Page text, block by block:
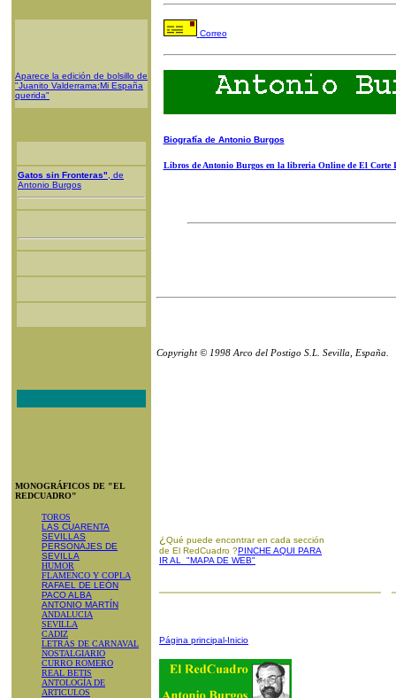
Aparece la edición de bolsillo de
"Juanito Valderrama:Mi España
querida"
Gatos sin Fronteras" , de
Antonio Burgos
MONOGRÁFICOS DE "EL
REDCUADRO"
TOROS
LAS CUARENTA
SEVILLAS
PERSONAJES DE
SEVILLA
HUMOR
FLAMENCO Y COPLA
RAFAEL DE LEÓN
PACO ALBA
ANTONIO MARTÍN
ANDALUCIA
SEVILLA
CADIZ
LETRAS DE CARNAVAL
NOSTALGIARIO
CURRO ROMERO
REAL BETIS
ANTOLOGÍA DE
ARTICULOS
Correo
Biografía de Antonio Burgos
Libros de Antonio Burgos en la libreria Online de El Corte
Copyright © 1998 Arco del Postigo S.L. Sevilla, España.
¿ Qué puede encontrar en cada sección
de El RedCuadro ?PINCHE AQUI PARA
IR AL "MAPA DE WEB"
Página principal-Inicio